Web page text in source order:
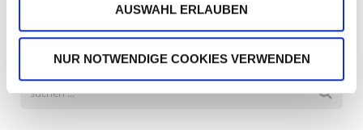
AUSWAHL ERLAUBEN
NUR NOTWENDIGE COOKIES VERWENDEN
Suche